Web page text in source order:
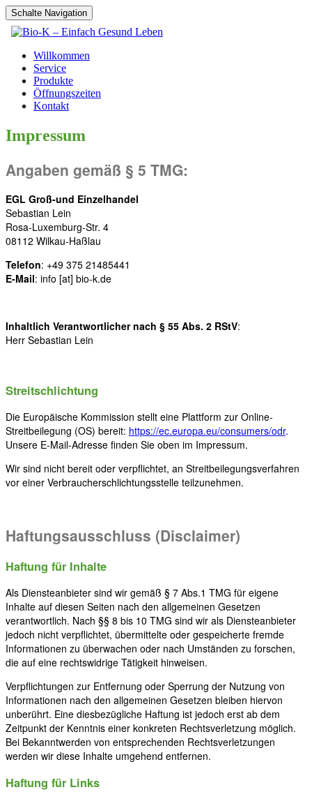
Schalte Navigation
Willkommen
Service
Produkte
Öffnungszeiten
Kontakt
Impressum
Angaben gemäß § 5 TMG:
EGL Groß-und Einzelhandel
Sebastian Lein
Rosa-Luxemburg-Str. 4
08112 Wilkau-Haßlau
Telefon: +49 375 21485441
E-Mail: info [at] bio-k.de
Inhaltlich Verantwortlicher nach § 55 Abs. 2 RStV:
Herr Sebastian Lein
Streitschlichtung
Die Europäische Kommission stellt eine Plattform zur Online-
Streitbeilegung (OS) bereit: https://ec.europa.eu/consumers/odr.
Unsere E-Mail-Adresse finden Sie oben im Impressum.
Wir sind nicht bereit oder verpflichtet, an Streitbeilegungsverfahren
vor einer Verbraucherschlichtungsstelle teilzunehmen.
Haftungsausschluss (Disclaimer)
Haftung für Inhalte
Als Diensteanbieter sind wir gemäß § 7 Abs.1 TMG für eigene
Inhalte auf diesen Seiten nach den allgemeinen Gesetzen
verantwortlich. Nach §§ 8 bis 10 TMG sind wir als Diensteanbieter
jedoch nicht verpflichtet, übermittelte oder gespeicherte fremde
Informationen zu überwachen oder nach Umständen zu forschen,
die auf eine rechtswidrige Tätigkeit hinweisen.
Verpflichtungen zur Entfernung oder Sperrung der Nutzung von
Informationen nach den allgemeinen Gesetzen bleiben hiervon
unberührt. Eine diesbezügliche Haftung ist jedoch erst ab dem
Zeitpunkt der Kenntnis einer konkreten Rechtsverletzung möglich.
Bei Bekanntwerden von entsprechenden Rechtsverletzungen
werden wir diese Inhalte umgehend entfernen.
Haftung für Links